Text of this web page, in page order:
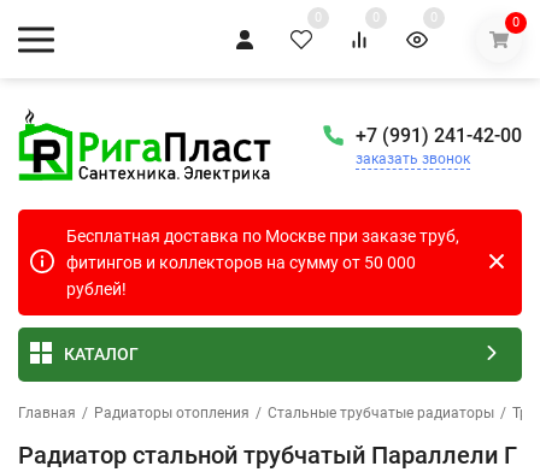
0 0 0 0
+7 (991) 241-42-00
заказать звонок
Бесплатная доставка по Москве при заказе труб,
фитингов и коллекторов на сумму от 50 000
рублей!
КАТАЛОГ
Главная / Радиаторы отопления / Стальные трубчатые радиаторы /
Радиатор стальной трубчатый Параллели Г